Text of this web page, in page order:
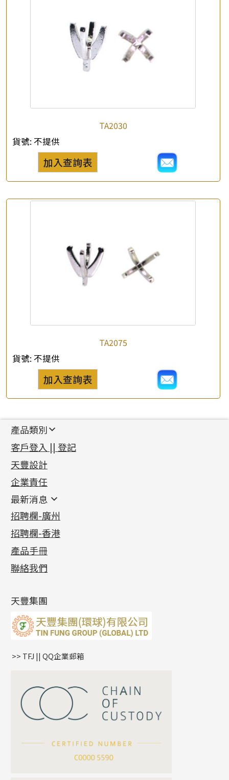
查詢以下產品
TA2030
貨號: 不提供
加入查詢表
TA2075
貨號: 不提供
加入查詢表
公司名稱
產品類別
新產品
足金系列
足金配件
機織鏈系列
珠仔鏈
镶口链
管狀網鏈
十字車花鏈系列
十字閃O鏈系列
十字錘打鏈系列
側身車花鏈系列
側身鏈系列
雙十字鏈系列
水波鏈系列
蛇骨鏈系列
鏈尾系列
嘴唇鏈系列
S車花鏈系列
珍珠鏈系列
坦克鏈系列
滿天星鏈系列
方假繩鏈系列
首飾配件
耳環類配件
卷迫系列
螺絲迫系列
梅花迫系列
平臺迫系列
綫拍系列
美拍系列
耳環扣系列
耳綫/耳鈎系列
耳環爪頭
耳環
鏈類配件
動感車花吊墜
調節珠系列
生圈扣系列
龍蝦扣系列
鴨俐制系列
字母吊墜
相盒吊墜
項鏈吊墜
生肖吊墜
星座吊墜
珠扣
其他類配件
珠盤系列
袖口鈕系列
焊片及鐳射綫
空心車花管
珠類配件
無孔光身珠
空心光身珠
無孔批花珠
鑲口類
四爪頭系列
六爪頭系列
車花片
動感車花片
鑲口戒指
鑲口手鏈系列
首飾系列
手镯系列
戒指系列
空心耳環
空心车花管首饰链
空心手鐲系列
貴金屬原料
千足金
記憶金屬系列
記憶戒指
拉簧珠珠手鏈
記憶鈦手鐲
客戶登入 || 登記
天豐設計
企業責任
最新消息
最新消息
各項證書(2)
相片集(9)
展覽會資訊
最新產品資訊
招聘欄-廣州
招聘欄-香港
產品手冊
聯絡我們
天豐集團
>> TFJ || QQ企業郵箱